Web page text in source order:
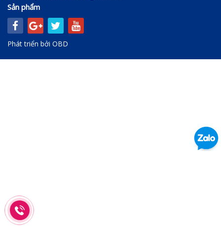
Sản phẩm
Phát triển bởi OBD